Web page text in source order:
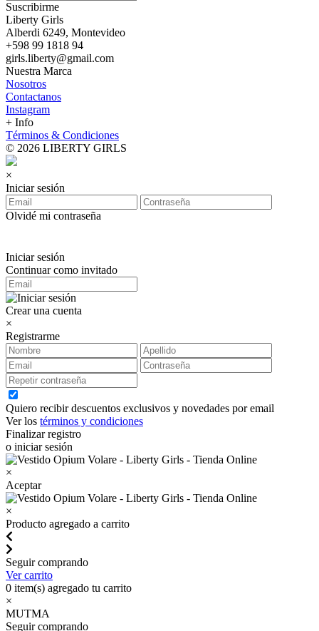
Suscribirme
Liberty Girls
Alberdi 6249, Montevideo
+598 99 1818 94
girls.liberty@gmail.com
Nuestra Marca
Nosotros
Contactanos
Instagram
+ Info
Términos & Condiciones
© 2026 LIBERTY GIRLS
×
Iniciar sesión
Olvidé mi contraseña
Iniciar sesión
Continuar como invitado
Crear una cuenta
×
Registrarme
Quiero recibir descuentos exclusivos y novedades por email
Ver los términos y condiciones
Finalizar registro
o iniciar sesión
×
Aceptar
×
Producto agregado a carrito
Seguir comprando
Ver carrito
0 item(s) agregado tu carrito
×
MUTMA
Seguir comprando